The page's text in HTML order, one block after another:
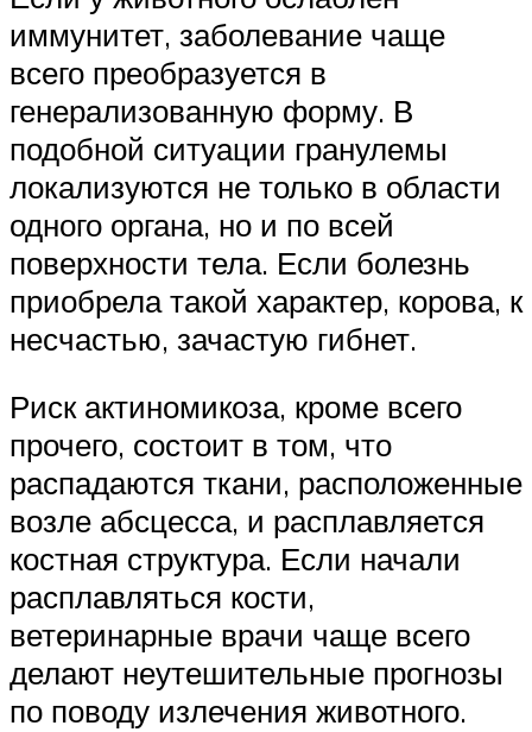
иммунитет, заболевание чаще
всего преобразуется в
генерализованную форму. В
подобной ситуации гранулемы
локализуются не только в области
одного органа, но и по всей
поверхности тела. Если болезнь
приобрела такой характер, корова, к
несчастью, зачастую гибнет.
Риск актиномикоза, кроме всего
прочего, состоит в том, что
распадаются ткани, расположенные
возле абсцесса, и расплавляется
костная структура. Если начали
расплавляться кости,
ветеринарные врачи чаще всего
делают неутешительные прогнозы
по поводу излечения животного.